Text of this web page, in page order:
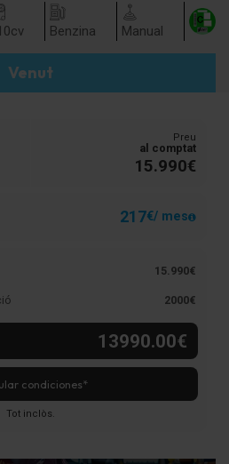
cv Benzina Manual
Venut
Preu
al comptat
15.990€
217€/ mes
15.990€
2000€
13990.00€
condiciones*
Tot inclòs.